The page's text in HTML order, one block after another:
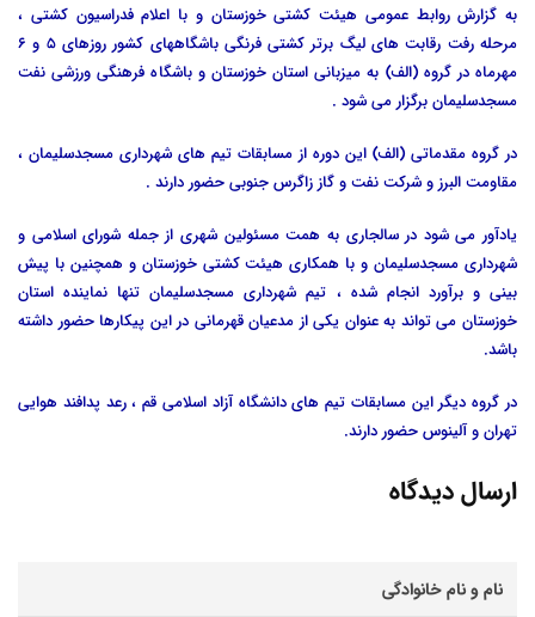
به گزارش روابط عمومی هیئت کشتی خوزستان و با اعلام فدراسیون کشتی ،
مرحله رفت رقابت های لیگ برتر کشتی فرنگی باشگاههای کشور روزهای 5 و 6
مهرماه در گروه (الف) به میزبانی استان خوزستان و باشگاه فرهنگی ورزشی نفت
مسجدسلیمان برگزار می شود .
در گروه مقدماتی (الف) این دوره از مسابقات تیم های شهرداری مسجدسلیمان ،
مقاومت البرز و شرکت نفت و گاز زاگرس جنوبی حضور دارند .
یادآور می شود در سالجاری به همت مسئولین شهری از جمله شورای اسلامی و
شهرداری مسجدسلیمان و با همکاری هیئت کشتی خوزستان و همچنین با پیش
بینی و برآورد انجام شده ، تیم شهرداری مسجدسلیمان تنها نماینده استان
خوزستان می تواند به عنوان یکی از مدعیان قهرمانی در این پیکارها حضور داشته
باشد.
در گروه دیگر این مسابقات تیم های دانشگاه آزاد اسلامی قم ، رعد پدافند هوایی
تهران و آلینوس حضور دارند.
ارسال دیدگاه